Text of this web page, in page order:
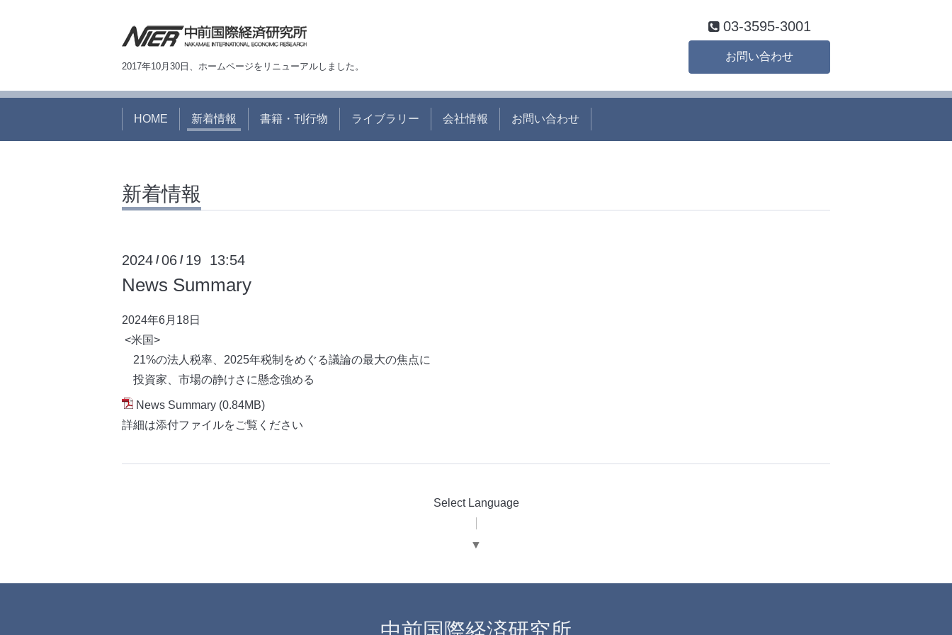
2017年10月30日、ホームページをリニューアルしました。
03-3595-3001
お問い合わせ
HOME 新着情報 書籍・刊行物 ライブラリー 会社情報 お問い合わせ
新着情報
2024 /06 / 19 13:54
News Summary
2024年6月18日
<米国>
21%の法人税率、2025年税制をめぐる議論の最大の焦点に
投資家、市場の静けさに懸念強める
News Summary (0.84MB)
詳細は添付ファイルをご覧ください
Select Language
▼